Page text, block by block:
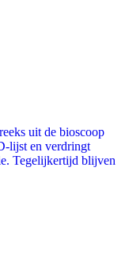
uit de bioscoop
lijst en verdringt
Tegelijkertijd blijven